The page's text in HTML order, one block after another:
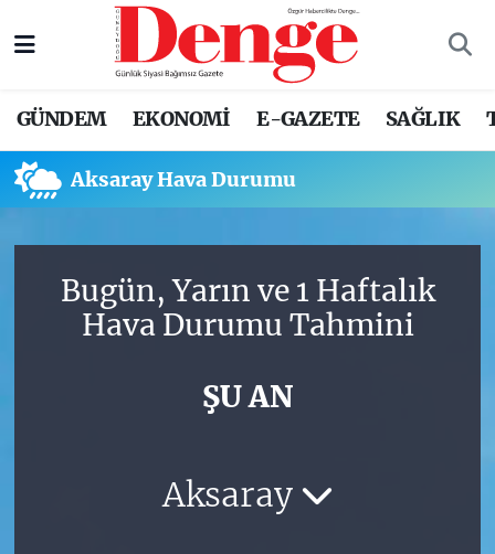
GÜNDEM EKONOMİ E-GAZETE SAĞLIK
Aksaray Hava Durumu
Bugün, Yarın ve 1 Haftalık
Hava Durumu Tahmini
ŞU AN
Aksaray
Nöbetçi Eczaneler
Trafik Durumu
Süper Lig Puan Durumu ve Fikstür
Tüm Manşetler